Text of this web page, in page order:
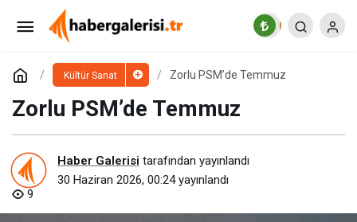
Kültür Sanat Zorlu PSM’de Temmuz
Zorlu PSM’de Temmuz
Haber Galerisi tarafından yayınlandı
30 Haziran 2026, 00:24yayınlandı
9
Zorlu PSM’de Haftanın Yıldızları (29 Haziran – 5
Temmuz)
Yorum Yap Paylaş